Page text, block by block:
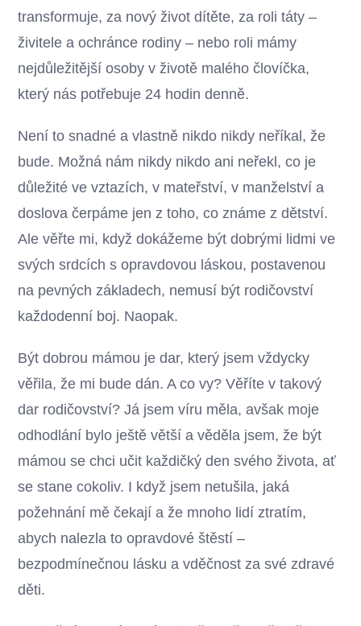
transformuje, za nový život dítěte, za roli táty –
živitele a ochránce rodiny – nebo roli mámy
nejdůležitější osoby v životě malého človíčka,
který nás potřebuje 24 hodin denně.
Není to snadné a vlastně nikdo nikdy neříkal, že
bude. Možná nám nikdy nikdo ani neřekl, co je
důležité ve vztazích, v mateřství, v manželství a
doslova čerpáme jen z toho, co známe z dětství.
Ale věřte mi, když dokážeme být dobrými lidmi ve
svých srdcích s opravdovou láskou, postavenou
na pevných základech, nemusí být rodičovství
každodenní boj. Naopak.
Být dobrou mámou je dar, který jsem vždycky
věřila, že mi bude dán. A co vy? Věříte v takový
dar rodičovství? Já jsem víru měla, avšak moje
odhodlání bylo ještě větší a věděla jsem, že být
mámou se chci učit každičký den svého života, ať
se stane cokoliv. I když jsem netušila, jaká
požehnání mě čekají a že mnoho lidí ztratím,
abych nalezla to opravdové štěstí –
bezpodmínečnou lásku a vděčnost za své zdravé
děti.